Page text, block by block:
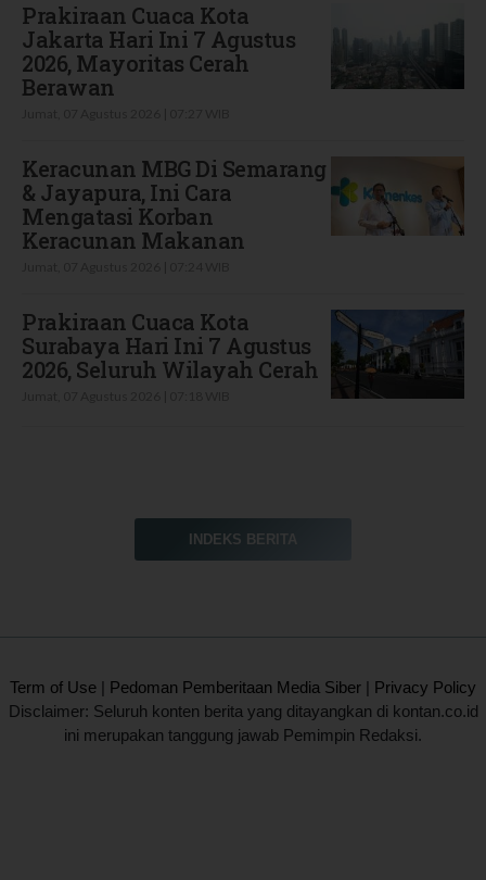
Prakiraan Cuaca Kota
Jakarta Hari Ini 7 Agustus
2026, Mayoritas Cerah
Berawan
Keracunan MBG Di Semarang
& Jayapura, Ini Cara
Mengatasi Korban
Keracunan Makanan
Prakiraan Cuaca Kota
Surabaya Hari Ini 7 Agustus
2026, Seluruh Wilayah Cerah
INDEKS BERITA
Term of Use Pedoman Pemberitaan Media Siber
Privacy Policy
Disclaimer: Seluruh konten berita yang ditayangkan di kontan.co.id
ini merupakan tanggung jawab Pemimpin Redaksi.